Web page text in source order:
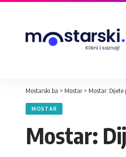
Mostarski.ba > Mostar > Mostar: Dijete
MOSTAR
Mostar: